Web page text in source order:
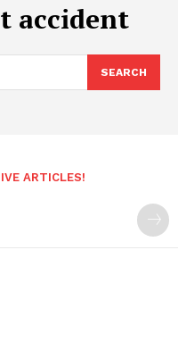
accident
SEARCH
ARTICLES!